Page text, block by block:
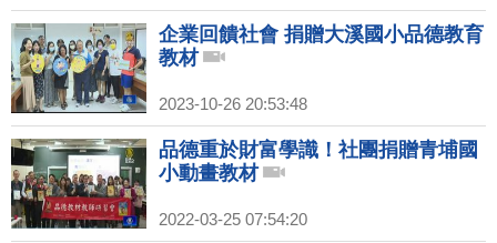
企業回饋社會 捐贈大溪國小品德教育
教材
2023-10-26 20:53:48
品德重於財富學識！社團捐贈青埔國
小動畫教材
2022-03-25 07:54:20